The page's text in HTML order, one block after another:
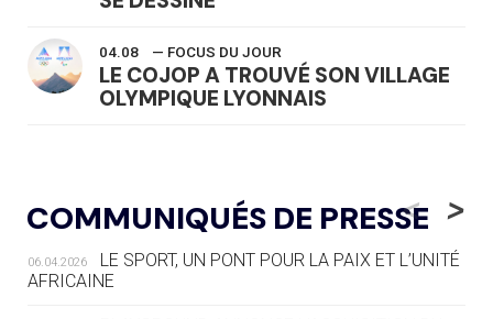
04.08 — FOCUS DU JOUR
LE COJOP A TROUVÉ SON VILLAGE
OLYMPIQUE LYONNAIS
« L'ALLEMAGNE PEUT DÉMONTRER
COMMENT ORGANISER DES JO
RESPONSABLES »
04.08
COMMUNIQUÉS DE PRESSE
<
06.04.2026
LE SPORT, UN PONT POUR LA PAIX ET L’UNITÉ
AFRICAINE
>